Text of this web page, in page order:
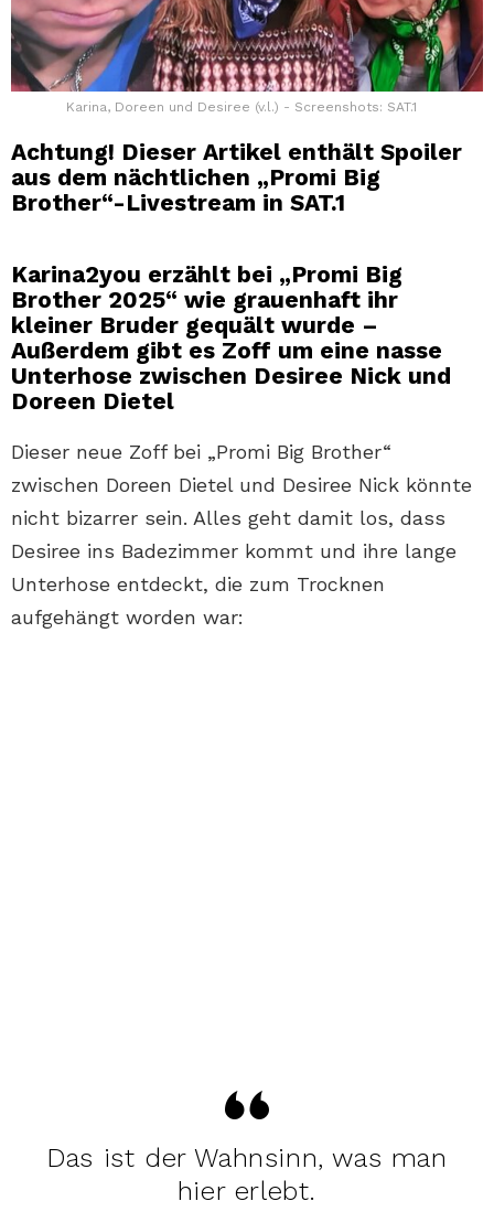
Karina, Doreen und Desiree (v.l.) - Screenshots: SAT.1
Achtung! Dieser Artikel enthält Spoiler
aus dem nächtlichen „Promi Big
Brother“-Livestream in SAT.1
Karina2you erzählt bei „Promi Big
Brother 2025“ wie grauenhaft ihr
kleiner Bruder gequält wurde –
Außerdem gibt es Zoff um eine nasse
Unterhose zwischen Desiree Nick und
Doreen Dietel
Dieser neue Zoff bei „Promi Big Brother“
zwischen Doreen Dietel und Desiree Nick könnte
nicht bizarrer sein. Alles geht damit los, dass
Desiree ins Badezimmer kommt und ihre lange
Unterhose entdeckt, die zum Trocknen
aufgehängt worden war:
Das ist der Wahnsinn, was man
hier erlebt.